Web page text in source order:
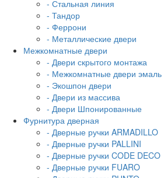
- Стальная линия
- Тандор
- Феррони
- Металлические двери
Межкомнатные двери
- Двери скрытого монтажа
- Межкомнатные двери эмаль
- Экошпон двери
- Двери из массива
- Двери Шпонированные
Фурнитура дверная
- Дверные ручки ARMADILLO
- Дверные ручки PALLINI
- Дверные ручки CODE DECO
- Дверные ручки FUARO